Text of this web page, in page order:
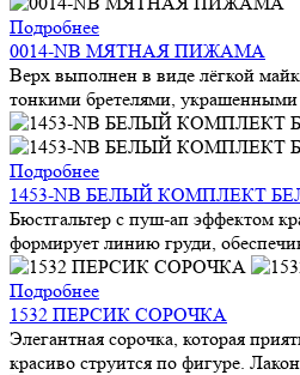
Подробнее
0014-NB МЯТНАЯ ПИЖАМА
Верх выполнен в виде лёгкой
тонкими бретелями,
Подробнее
1453-NB БЕЛЫЙ КОМПЛЕКТ
Бюстгальтер с пуш-ап эффектом
формирует линию груди,
Подробнее
1532 ПЕРСИК СОРОЧКА
Элегантная сорочка, которая
красиво струится по фигуре.